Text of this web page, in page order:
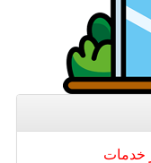
خدمات